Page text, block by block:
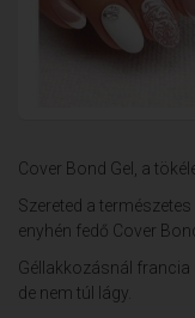
Cover Bond Gel, a
Szereted a
enyhén fedő Cover
Géllakkozásnál francia
de nem túl lágy.